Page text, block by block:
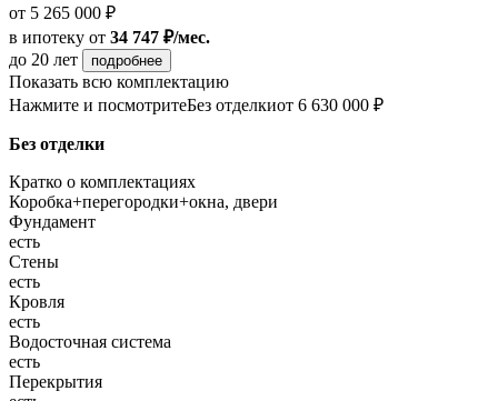
от 5 265 000 ₽
в ипотеку от 34 747 ₽/мес.
до 20 лет
подробнее
Показать всю комплектацию
Нажмите и посмотритеБез отделкиот 6 630 000 ₽
Без отделки
Кратко о комплектациях
Коробка+перегородки+окна, двери
Фундамент
есть
Стены
есть
Кровля
есть
Водосточная система
есть
Перекрытия